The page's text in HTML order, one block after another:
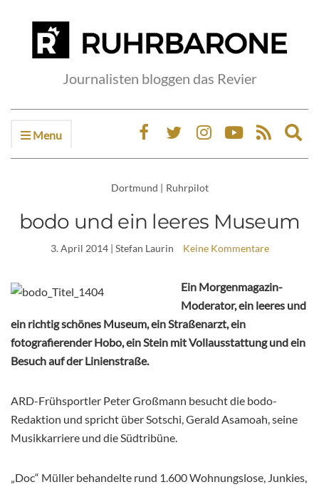
Journalisten bloggen das Revier
Menu
Dortmund | Ruhrpilot
bodo und ein leeres Museum
3. April 2014| Stefan Laurin Keine Kommentare
Ein Morgenmagazin-
Moderator, ein leeres und
ein richtig schönes Museum, ein Straßenarzt, ein
fotografierender Hobo, ein Stein mit Vollausstattung und ein
Besuch auf der Linienstraße.
ARD-Frühsportler Peter Großmann besucht die bodo-
Redaktion und spricht über Sotschi, Gerald Asamoah, seine
Musikkarriere und die Südtribüne.
„Doc“ Müller behandelte rund 1.600 Wohnungslose, Junkies,